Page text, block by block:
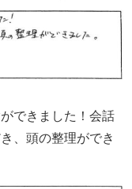
できました！会話
、頭の整理ができ